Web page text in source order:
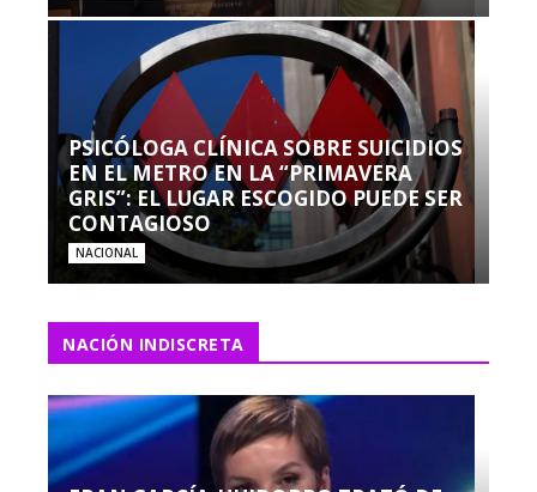
PSICÓLOGA CLÍNICA SOBRE SUICIDIOS
EN EL METRO EN LA “PRIMAVERA
GRIS”: EL LUGAR ESCOGIDO PUEDE SER
CONTAGIOSO
NACIONAL
NACIÓN INDISCRETA